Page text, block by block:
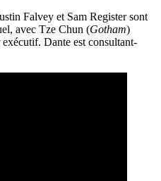
Falvey et Sam Register sont
avec Tze Chun (Gotham)
Dante est consultant-